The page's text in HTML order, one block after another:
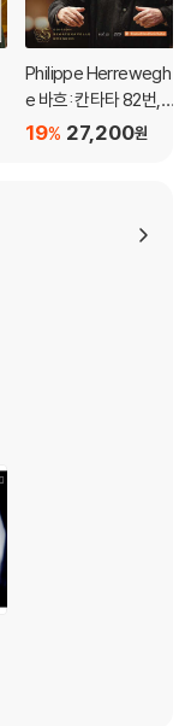
Philippe Herrewegh
e 바흐: 칸타타 82번, 1
99번 / 베르디: 미사 레
27,200원
19%